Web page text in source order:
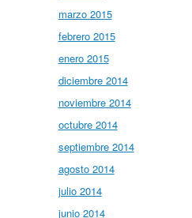
marzo 2015
febrero 2015
enero 2015
diciembre 2014
noviembre 2014
octubre 2014
septiembre 2014
agosto 2014
julio 2014
junio 2014